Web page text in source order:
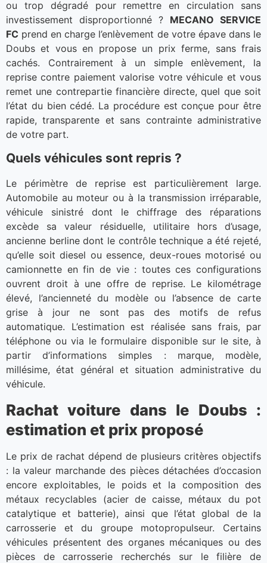
ou trop dégradé pour remettre en circulation sans
investissement disproportionné ? MECANO SERVICE
FC prend en charge l’enlèvement de votre épave dans le
Doubs et vous en propose un prix ferme, sans frais
cachés. Contrairement à un simple enlèvement, la
reprise contre paiement valorise votre véhicule et vous
remet une contrepartie financière directe, quel que soit
l’état du bien cédé. La procédure est conçue pour être
rapide, transparente et sans contrainte administrative
de votre part.
Quels véhicules sont repris ?
Le périmètre de reprise est particulièrement large.
Automobile au moteur ou à la transmission irréparable,
véhicule sinistré dont le chiffrage des réparations
excède sa valeur résiduelle, utilitaire hors d’usage,
ancienne berline dont le contrôle technique a été rejeté,
qu’elle soit diesel ou essence, deux-roues motorisé ou
camionnette en fin de vie : toutes ces configurations
ouvrent droit à une offre de reprise. Le kilométrage
élevé, l’ancienneté du modèle ou l’absence de carte
grise à jour ne sont pas des motifs de refus
automatique. L’estimation est réalisée sans frais, par
téléphone ou via le formulaire disponible sur le site, à
partir d’informations simples : marque, modèle,
millésime, état général et situation administrative du
véhicule.
Rachat voiture dans le Doubs :
estimation et prix proposé
Le prix de rachat dépend de plusieurs critères objectifs
: la valeur marchande des pièces détachées d’occasion
encore exploitables, le poids et la composition des
métaux recyclables (acier de caisse, métaux du pot
catalytique et batterie), ainsi que l’état global de la
carrosserie et du groupe motopropulseur. Certains
véhicules présentent des organes mécaniques ou des
pièces de carrosserie recherchés sur le filière de